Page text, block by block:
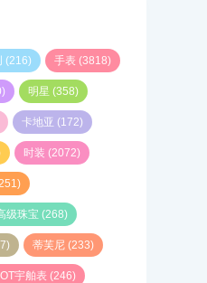
(216) 手表 (3818)
明星 (358)
卡地亚 (172)
时装 (2072)
级珠宝 (268)
蒂芙尼 (233)
宇舶表 (246)